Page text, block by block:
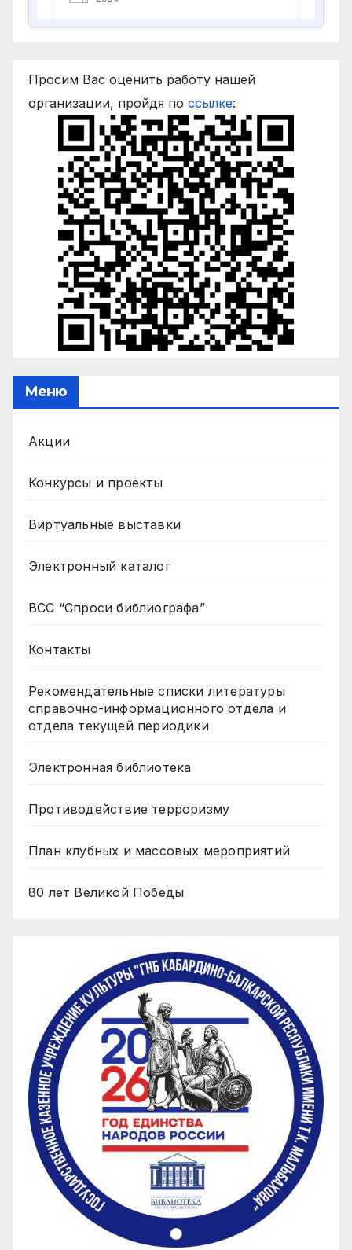
Просим Вас оценить работу нашей
организации, пройдя по ссылке:
Меню
Акции
Конкурсы и проекты
Виртуальные выставки
Электронный каталог
ВСС “Спроси библиографа”
Контакты
Рекомендательные списки литературы
справочно-информационного отдела и
отдела текущей периодики
Электронная библиотека
Противодействие терроризму
План клубных и массовых мероприятий
80 лет Великой Победы